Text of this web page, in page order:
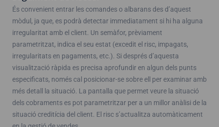
És convenient entrar les comandes o albarans des d’aquest
mòdul, ja que, es podrà detectar immediatament si hi ha alguna
irregularitat amb el client. Un semàfor, prèviament
parametritzat, indica el seu estat (excedit el risc, impagats,
irregularitats en pagaments, etc.). Si després d’aquesta
visualització ràpida es precisa aprofundir en algun dels punts
especificats, només cal posicionar-se sobre ell per examinar amb
més detall la situació. La pantalla que permet veure la situació
dels cobraments es pot parametritzar per a un millor anàlisi de la
situació creditícia del client. El risc s’actualitza automàticament